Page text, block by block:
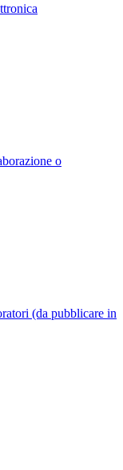
o
(da pubblicare in